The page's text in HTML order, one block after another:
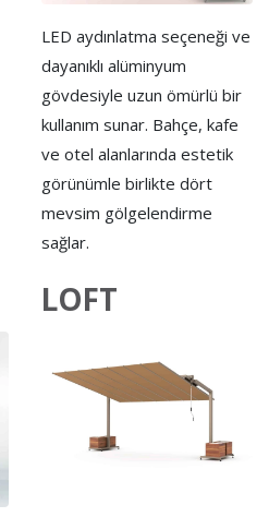
LED aydınlatma seçeneği ve
dayanıklı alüminyum
gövdesiyle uzun ömürlü bir
kullanım sunar. Bahçe, kafe
ve otel alanlarında estetik
görünümle birlikte dört
mevsim gölgelendirme
sağlar.
LOFT